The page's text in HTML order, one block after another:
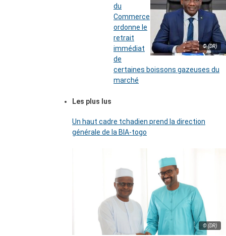
© (DR)
du
Commerce
ordonne le
retrait
immédiat
de
certaines boissons gazeuses du
marché
Les plus lus
Un haut cadre tchadien prend la direction
générale de la BIA-togo
© (DR)